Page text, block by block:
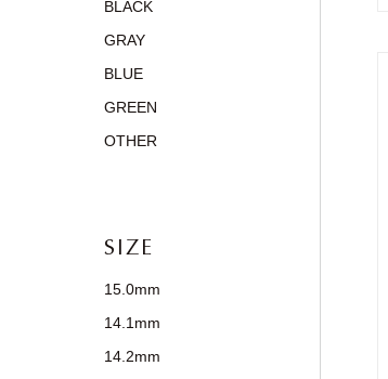
BLACK
GRAY
BLUE
GREEN
OTHER
SIZE
15.0mm
14.1mm
14.2mm